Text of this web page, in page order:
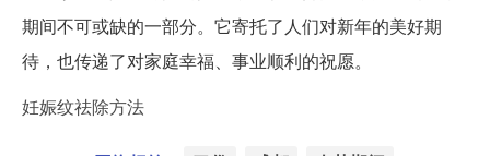
期间不可或缺的一部分。它寄托了人们对新年的美好期
待，也传递了对家庭幸福、事业顺利的祝愿。
妊娠纹祛除方法